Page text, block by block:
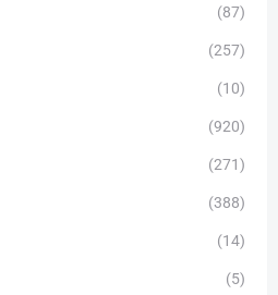
(87)
(257)
(10)
(920)
(271)
(388)
(14)
(5)